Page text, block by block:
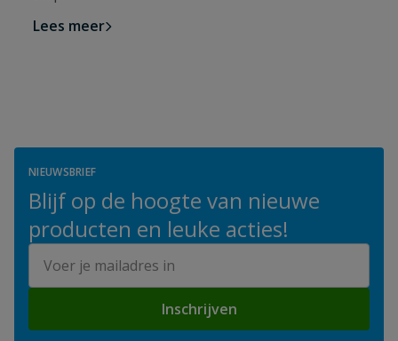
Lees meer
NIEUWSBRIEF
Blijf op de hoogte van nieuwe
producten en leuke acties!
E-mailadres
Inschrijven